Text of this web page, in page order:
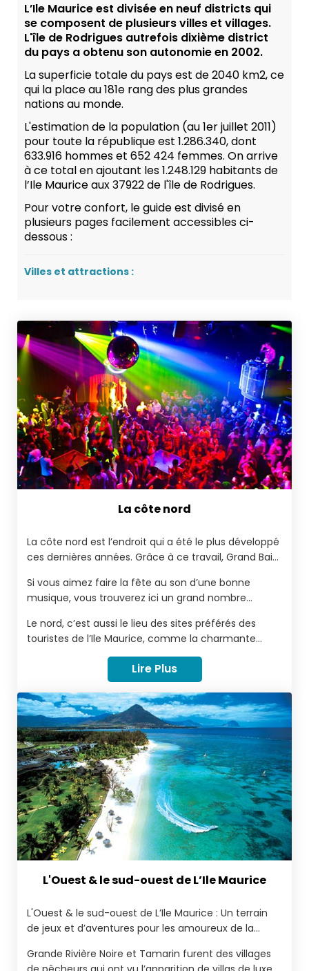
L’Ile Maurice est divisée en neuf districts qui
se composent de plusieurs villes et villages.
L'île de Rodrigues autrefois dixième district
du pays a obtenu son autonomie en 2002.
La superficie totale du pays est de 2040 km2, ce
qui la place au 181e rang des plus grandes
nations au monde.
L'estimation de la population (au 1er juillet 2011)
pour toute la république est 1.286.340, dont
633.916 hommes et 652 424 femmes. On arrive
à ce total en ajoutant les 1.248.129 habitants de
l’Ile Maurice aux 37922 de l'île de Rodrigues.
Pour votre confort, le guide est divisé en
plusieurs pages facilement accessibles ci-
dessous :
Villes et attractions :
La côte nord
La côte nord est l’endroit qui a été le plus développé
ces dernières années. Grâce à ce travail, Grand Baie
et de discothèques.
Si vous aimez faire la fête au son d’une bonne
musique, vous trouverez ici un grand nombre
nocturne dans le nord.
Le nord, c’est aussi le lieu des sites préférés des
touristes de l’Ile Maurice, comme la charmante
chapelle au toit rouge qui offre une vue
panoramique du lagon de Cap Malheureux...
Lire Plus
L'Ouest & le sud-ouest de L’Ile Maurice
L'Ouest & le sud-ouest de L’Ile Maurice : Un terrain
de jeux et d’aventures pour les amoureux de la
bordées de casuarinas, est une destination
Grande Rivière Noire et Tamarin furent des villages